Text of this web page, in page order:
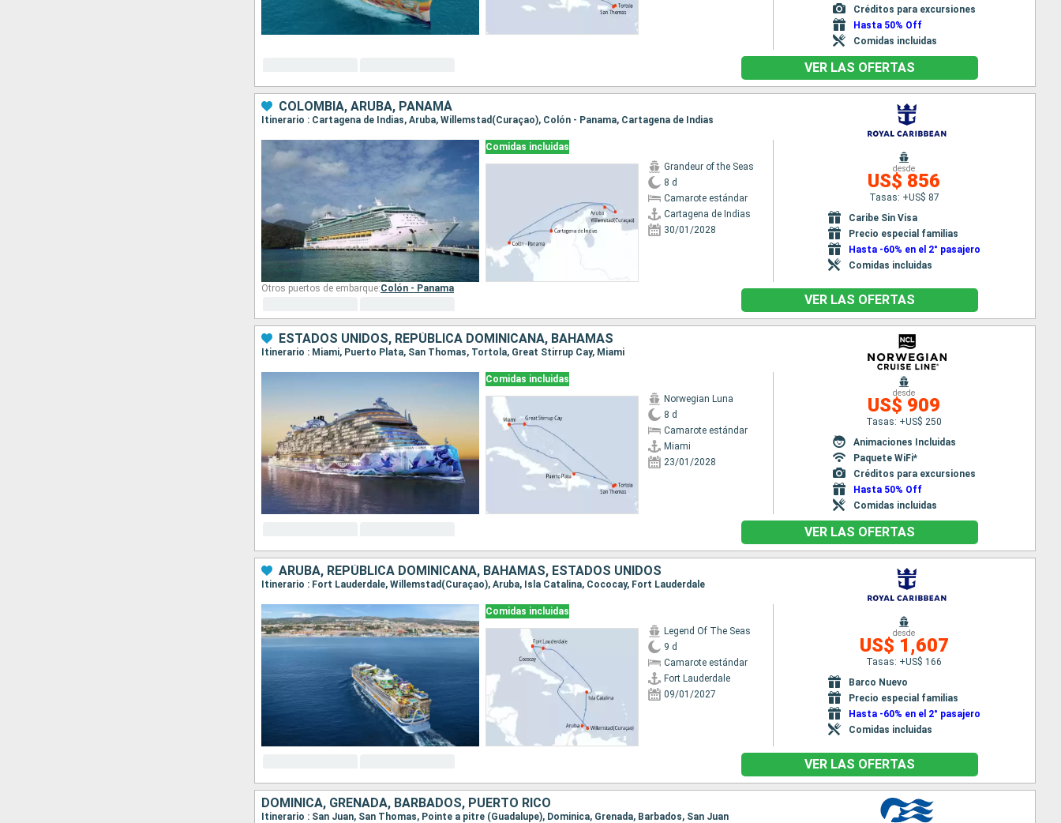
Créditos para excursiones
Hasta 50% Off
Comidas incluidas
VER LAS OFERTAS
COLOMBIA, ARUBA, PANAMÁ
Itinerario : Cartagena de Indias, Aruba, Willemstad(Curaçao), Colón - Panama, Cartagena de Indias
Comidas incluidas
Grandeur of the Seas
8 d
Camarote estándar
Cartagena de Indias
30/01/2028
desde
US$ 856
Tasas: +US$ 87
Caribe Sin Visa
Precio especial familias
Hasta -60% en el 2° pasajero
Comidas incluidas
Otros puertos de embarque:Colón - Panama
VER LAS OFERTAS
ESTADOS UNIDOS, REPÚBLICA DOMINICANA, BAHAMAS
Itinerario : Miami, Puerto Plata, San Thomas, Tortola, Great Stirrup Cay, Miami
Comidas incluidas
Norwegian Luna
8 d
Camarote estándar
Miami
23/01/2028
desde
US$ 909
Tasas: +US$ 250
Animaciones Incluidas
Paquete WiFi*
Créditos para excursiones
Hasta 50% Off
Comidas incluidas
VER LAS OFERTAS
ARUBA, REPÚBLICA DOMINICANA, BAHAMAS, ESTADOS UNIDOS
Itinerario : Fort Lauderdale, Willemstad(Curaçao), Aruba, Isla Catalina, Cococay, Fort Lauderdale
Comidas incluidas
Legend Of The Seas
9 d
Camarote estándar
Fort Lauderdale
09/01/2027
desde
US$ 1,607
Tasas: +US$ 166
Barco Nuevo
Precio especial familias
Hasta -60% en el 2° pasajero
Comidas incluidas
VER LAS OFERTAS
DOMINICA, GRENADA, BARBADOS, PUERTO RICO
Itinerario : San Juan, San Thomas, Pointe a pitre (Guadalupe), Dominica, Grenada, Barbados, San Juan